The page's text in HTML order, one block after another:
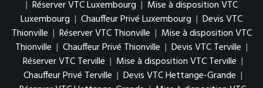
| Réserver VTC Luxembourg | Mise à disposition VTC
Luxembourg | Chauffeur Privé Luxembourg | Devis VTC
Thionville | Réserver VTC Thionville | Mise à disposition VTC
Thionville | Chauffeur Privé Thionville | Devis VTC Terville |
Réserver VTC Terville | Mise à disposition VTC Terville |
Chauffeur Privé Terville | Devis VTC Hettange-Grande |